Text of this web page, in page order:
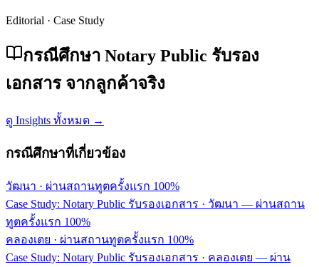
Editorial · Case Study
กรณีศึกษา Notary Public รับรอง
เอกสาร จากลูกค้าจริง
ดู Insights ทั้งหมด →
กรณีศึกษาที่เกี่ยวข้อง
วัฒนา · ผ่านสถานทูตครั้งแรก 100%
Case Study: Notary Public รับรองเอกสาร · วัฒนา — ผ่านสถาน
ทูตครั้งแรก 100%
คลองเตย · ผ่านสถานทูตครั้งแรก 100%
Case Study: Notary Public รับรองเอกสาร · คลองเตย — ผ่าน